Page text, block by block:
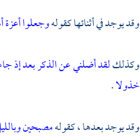
وقد يوجد في أثنائها كقولهوجعلوا أعزة
وكذلكلقد أضلني عن الذكر بعد إذ
خذولا.
وقد يوجد بعدها ، كقولهمصبحين